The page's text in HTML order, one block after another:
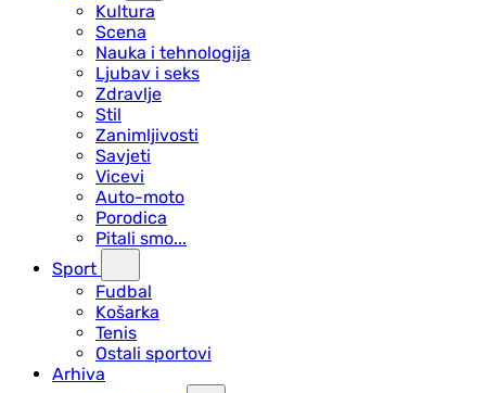
Kultura
Scena
Nauka i tehnologija
Ljubav i seks
Zdravlje
Stil
Zanimljivosti
Savjeti
Vicevi
Auto-moto
Porodica
Pitali smo...
Sport
Fudbal
Košarka
Tenis
Ostali sportovi
Arhiva